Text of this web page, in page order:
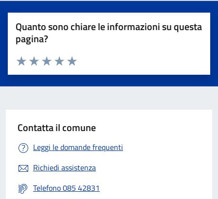
Quanto sono chiare le informazioni su questa
pagina?
Valuta 5 stelle su 5
Valuta 4 stelle su 5
Valuta 3 stelle su 5
Valuta 2 stelle su 5
Valuta 1 stelle su 5
Contatta il comune
Leggi le domande frequenti
Richiedi assistenza
Telefono 085 42831